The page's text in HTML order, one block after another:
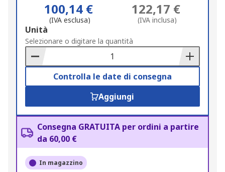
100,14 €
(IVA esclusa)
122,17 €
(IVA inclusa)
Add
to
Basket
Unità
Selezionare o digitare la quantità
Controlla le date di consegna
Aggiungi
Consegna GRATUITA per ordini a partire
da 60,00 €
In magazzino